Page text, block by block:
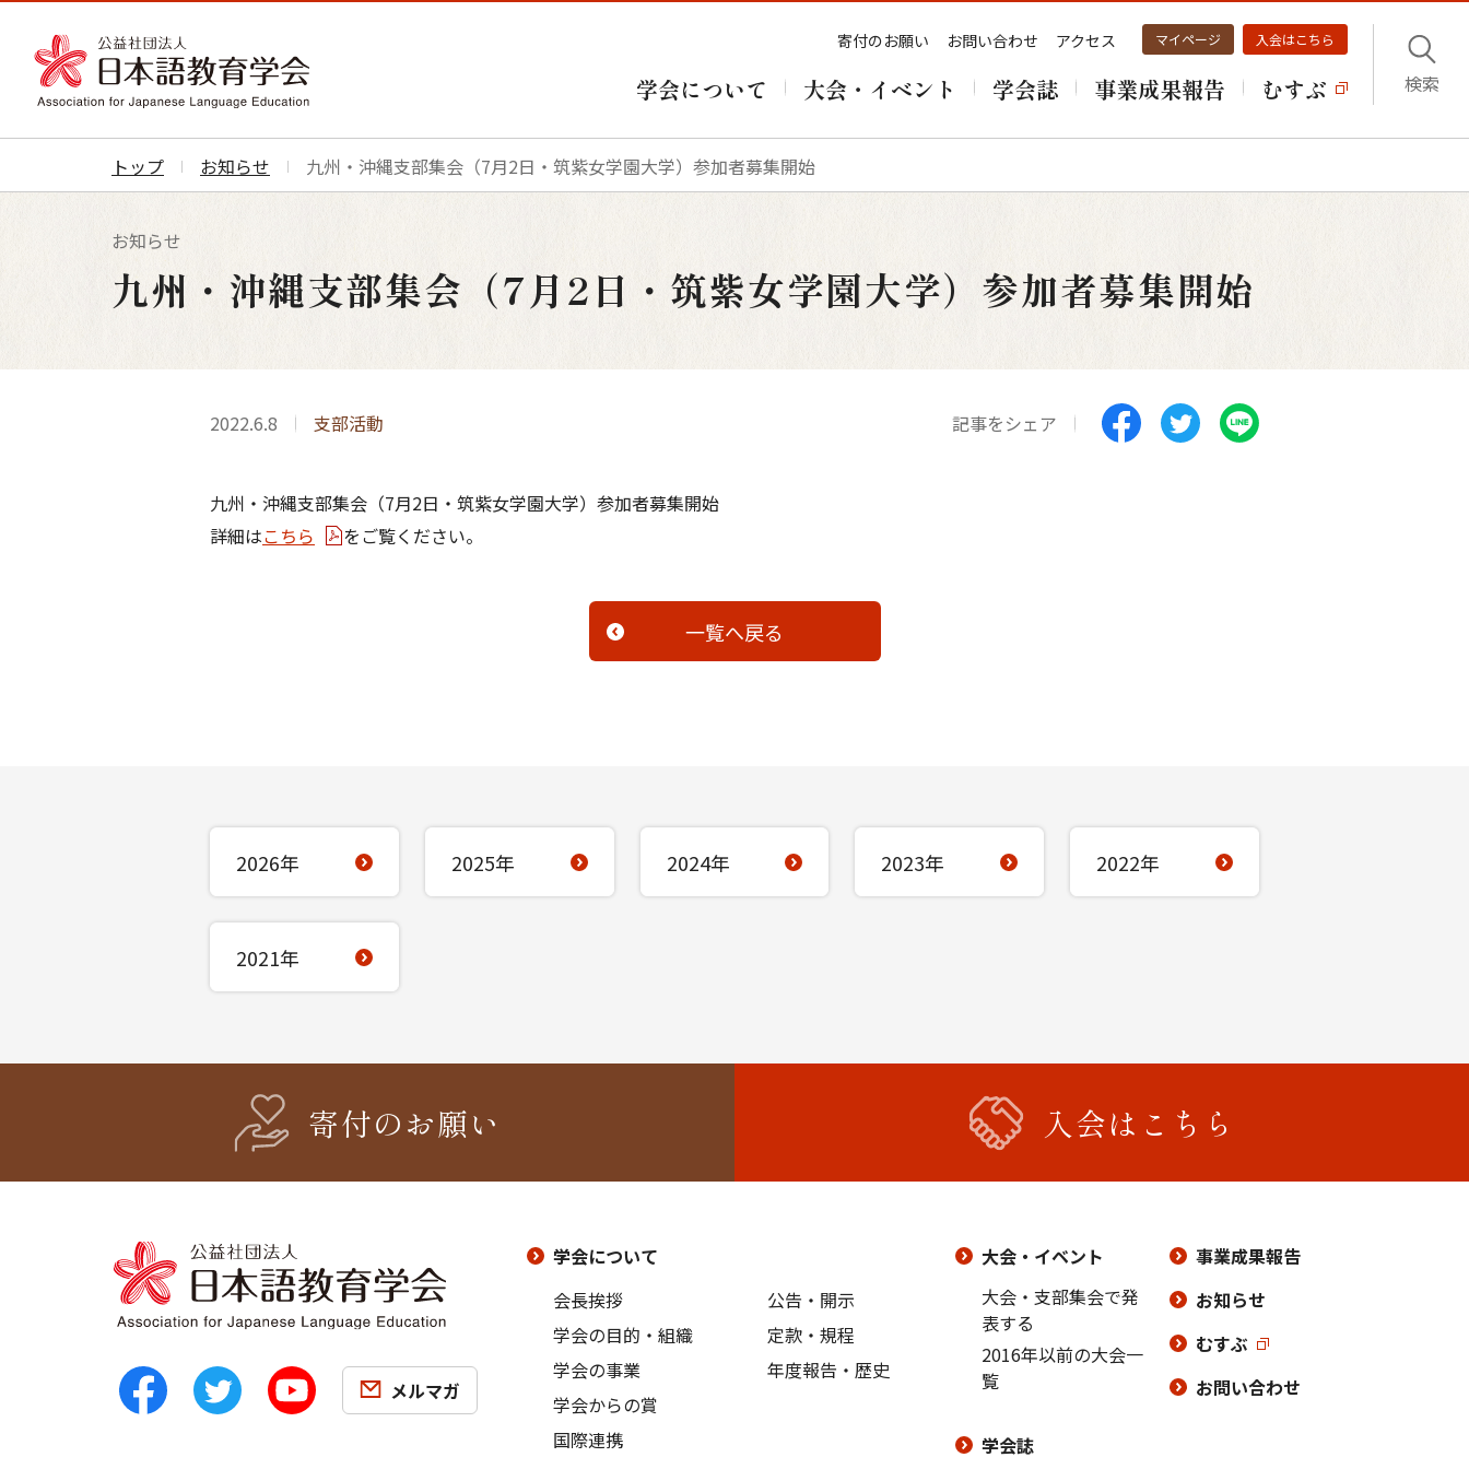
寄付のお願い お問い合わせ アクセス マイページ 入会はこちら
学会について 大会・イベント 学会誌 事業成果報告 むすぶ 検索
トップ お知らせ 九州・沖縄支部集会（7月2日・筑紫女学園大学）参加者募集開始
お知らせ
九州・沖縄支部集会（7月2日・筑紫女学園大学）参加者募集開始
2022.6.8 支部活動 記事をシェア
九州・沖縄支部集会（7月2日・筑紫女学園大学）参加者募集開始
詳細はこちら をご覧ください。
一覧へ戻る
2026年 2025年 2024年 2023年 2022年
2021年
寄付のお願い 入会はこちら
メルマガ
学会について
会長挨拶
学会の目的・組織
学会の事業
学会からの賞
国際連携
公告・開示
定款・規程
年度報告・歴史
大会・イベント
大会・支部集会で発
表する
2016年以前の大会一
覧
学会誌
事業成果報告
お知らせ
むすぶ
お問い合わせ